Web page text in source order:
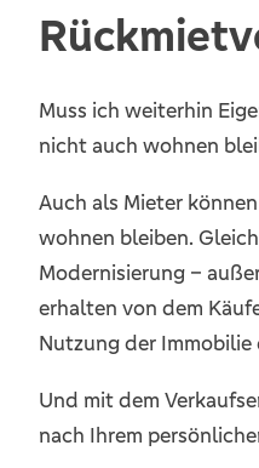
Muss ich weiterhin
nicht auch wohnen
Auch als Mieter
wohnen bleiben.
Modernisierung –
erhalten von dem
Nutzung der
Und mit dem
nach Ihrem